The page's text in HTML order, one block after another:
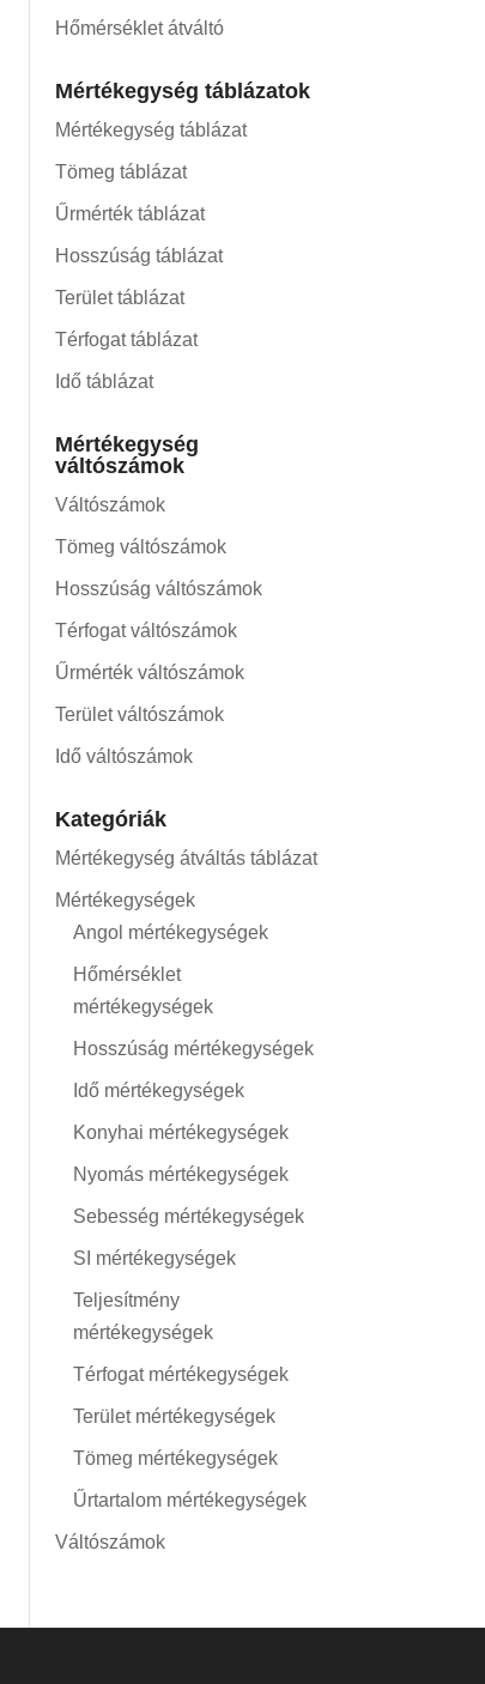
Hőmérséklet átváltó
Mértékegység táblázatok
Mértékegység táblázat
Tömeg táblázat
Űrmérték táblázat
Hosszúság táblázat
Terület táblázat
Térfogat táblázat
Idő táblázat
Mértékegység
váltószámok
Váltószámok
Tömeg váltószámok
Hosszúság váltószámok
Térfogat váltószámok
Űrmérték váltószámok
Terület váltószámok
Idő váltószámok
Kategóriák
Mértékegység átváltás táblázat
Mértékegységek
Angol mértékegységek
Hőmérséklet
mértékegységek
Hosszúság mértékegységek
Idő mértékegységek
Konyhai mértékegységek
Nyomás mértékegységek
Sebesség mértékegységek
SI mértékegységek
Teljesítmény
mértékegységek
Térfogat mértékegységek
Terület mértékegységek
Tömeg mértékegységek
Űrtartalom mértékegységek
Váltószámok